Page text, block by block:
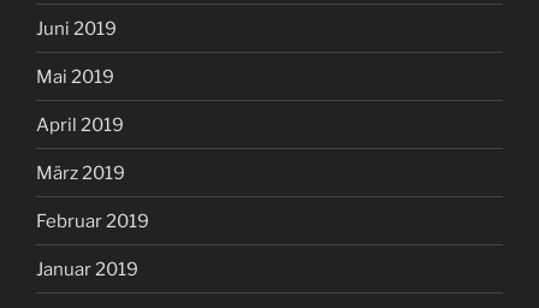
Juni 2019
Mai 2019
April 2019
März 2019
Februar 2019
Januar 2019